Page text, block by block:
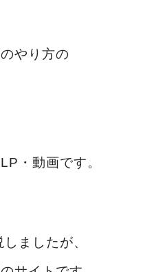
やり方の
・動画です。
ましたが、